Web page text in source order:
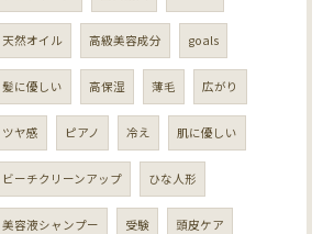
天然オイル 高級美容成分 goals
髪に優しい 高保湿 薄毛 広がり
ツヤ感 ピアノ 冷え 肌に優しい
ビーチクリーンアップ ひな人形
美容液シャンプー 受験 頭皮ケア